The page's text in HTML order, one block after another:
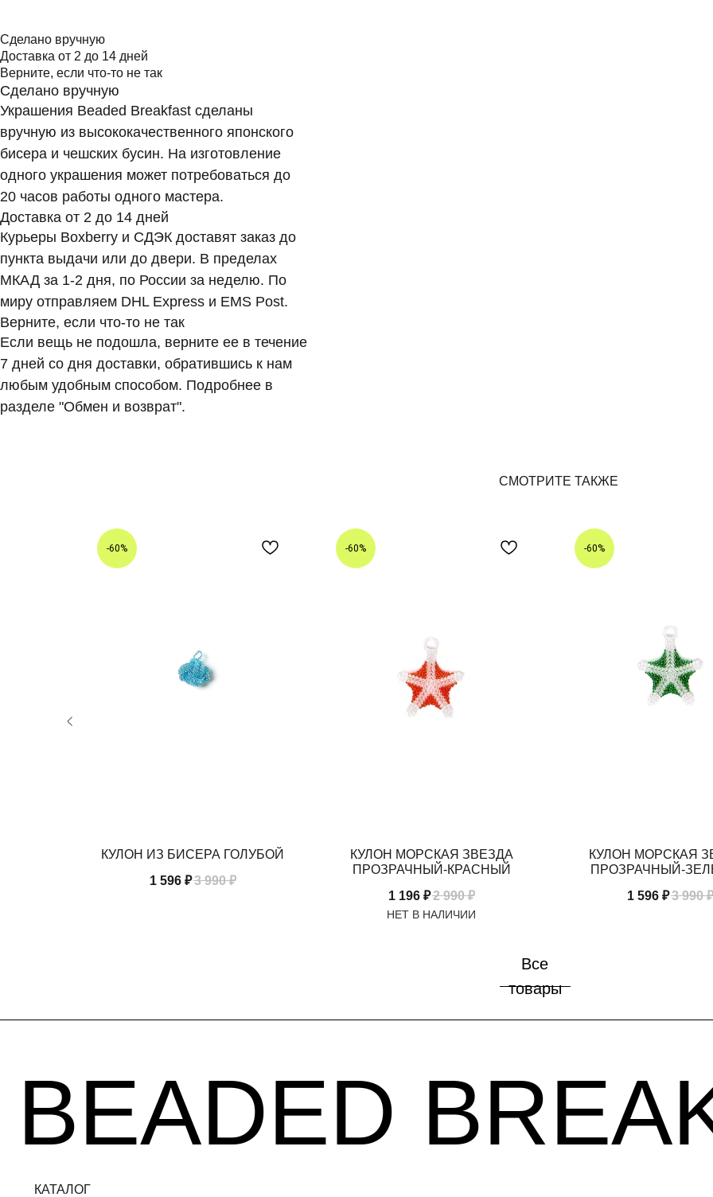
Сделано вручную
Доставка от 2 до 14 дней
Верните, если что-то не так
Сделано вручную
Украшения Beaded Breakfast сделаны
вручную из высококачественного японского
бисера и чешских бусин. На изготовление
одного украшения может потребоваться до
20 часов работы одного мастера.
Доставка от 2 до 14 дней
Курьеры Boxberry и СДЭК доставят заказ до
пункта выдачи или до двери. В пределах
МКАД за 1-2 дня, по России за неделю. По
миру отправляем DHL Express и EMS Post.
Верните, если что-то не так
Если вещь не подошла, верните ее в течение
7 дней со дня доставки, обратившись к нам
любым удобным способом. Подробнее в
разделе "Обмен и возврат".
СМОТРИТЕ ТАКЖЕ
-60%
КУЛОН ИЗ БИСЕРА ГОЛУБОЙ
1 596 ₽3 990 ₽
-60%
КУЛОН МОРСКАЯ ЗВЕЗДА
ПРОЗРАЧНЫЙ-КРАСНЫЙ
1 196 ₽2 990 ₽
-60%
КУЛОН МОРСКАЯ
ПРОЗРАЧНЫЙ-
1 596 ₽3 990 ₽
Все
товары
BEADED
КАТАЛОГ